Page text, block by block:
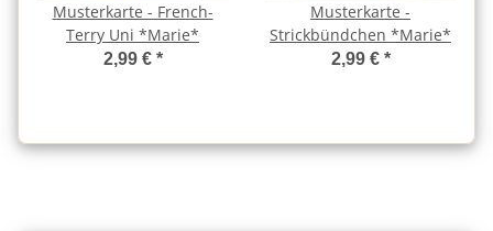
Musterkarte - French-
Terry Uni *Marie*
2,99 € *
Musterkarte -
Strickbündchen *Marie*
2,99 € *